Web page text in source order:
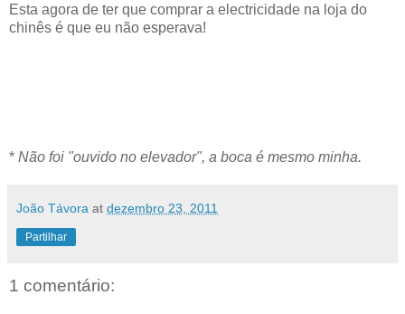
Esta agora de ter que comprar a electricidade na loja do
chinês é que eu não esperava!
* Não foi "ouvido no elevador", a boca é mesmo minha.
João Távora at dezembro 23, 2011
Partilhar
1 comentário: